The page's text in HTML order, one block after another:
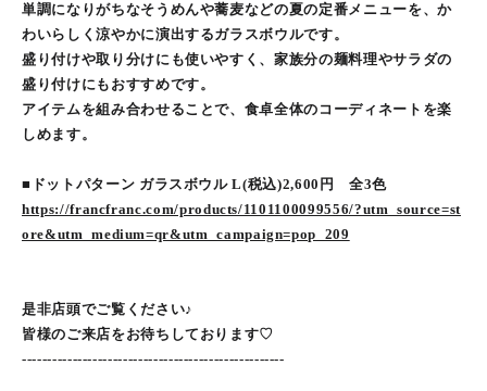
単調になりがちなそうめんや蕎麦などの夏の定番メニューを、か
わいらしく涼やかに演出するガラスボウルです。
盛り付けや取り分けにも使いやすく、家族分の麺料理やサラダの
盛り付けにもおすすめです。
アイテムを組み合わせることで、食卓全体のコーディネートを楽
しめます。
■ドットパターン ガラスボウル L(税込)2,600円 全3色
https://francfranc.com/products/1101100099556/?utm_source=st
ore&utm_medium=qr&utm_campaign=pop_209
是非店頭でご覧ください♪
皆様のご来店をお待ちしております♡
----------------------------------------------------